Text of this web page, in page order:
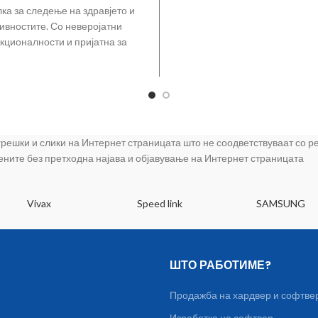
за следење на здравјето и
Со неверојатни
и пријатна за
и слики на Интернет страницата што не соодветствуваат со
без претходна најава и објавување на Интернет страницата
Vivax Speed link SAMSUNG
ШТО РАБОТИМЕ?
Продажба на хардвер и